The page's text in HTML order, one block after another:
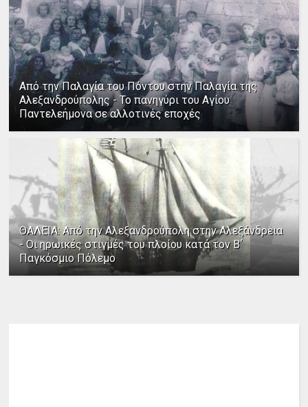
Από την Παλαγία του Πόντου στην Παλαγία της
Αλεξανδρούπολης - Το πανηγύρι του Αγίου
Παντελεήμονα σε αλλοτινές εποχές
ΘΑΛΕΙΑ: Από την Αλεξανδρούπολη στην Αλεξάνδρεια
- Οι ηρωικές στιγμές του πλοίου κατά τον Β΄
Παγκόσμιο Πόλεμο